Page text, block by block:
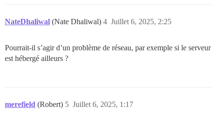
NateDhaliwal (Nate Dhaliwal) Juillet 6, 2025, 2:25
4
Pourrait-il s’agir d’un problème de réseau, par exemple si le serveur
est hébergé ailleurs ?
merefield (Robert) Juillet 6, 2025, 1:17
5